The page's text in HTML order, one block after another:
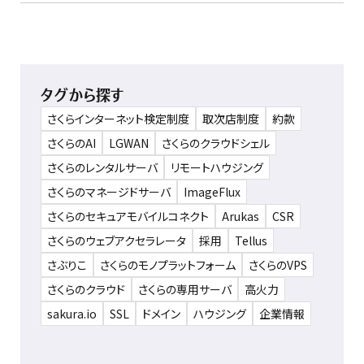
タグから探す
さくらインターネット検定制度 取次店制度
約款
さくらのAI
LGWAN
さくらのクラウドシェル
さくらのレンタルサーバ
リモートハウジング
さくらのマネージドサーバ
ImageFlux
さくらのセキュアモバイルコネクト
Arukas
CSR
さくらのウェブアクセラレータ
採用
Tellus
さぶりこ
さくらのモノプラットフォーム
さくらのVPS
さくらのクラウド
さくらの専用サーバ
高火力
sakura.io
SSL ドメイン ハウジング 企業情報